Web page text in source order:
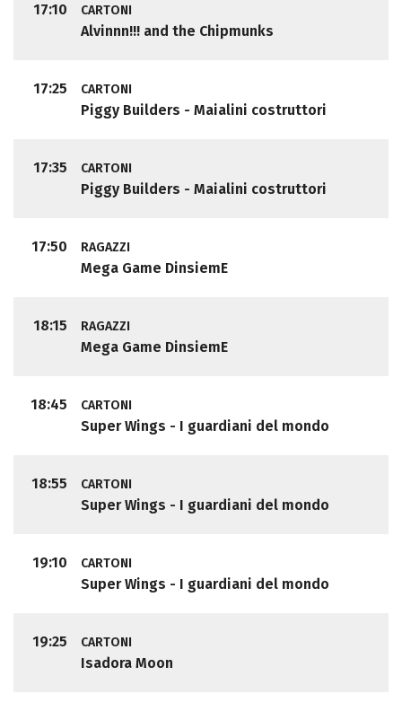
17:10 CARTONI
Alvinnn!!! and the Chipmunks
17:25 CARTONI
Piggy Builders - Maialini costruttori
17:35 CARTONI
Piggy Builders - Maialini costruttori
17:50 RAGAZZI
Mega Game DinsiemE
18:15 RAGAZZI
Mega Game DinsiemE
18:45 CARTONI
Super Wings - I guardiani del mondo
18:55 CARTONI
Super Wings - I guardiani del mondo
19:10 CARTONI
Super Wings - I guardiani del mondo
19:25 CARTONI
Isadora Moon